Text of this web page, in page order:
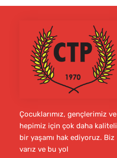
Çocuklarımız, gençlerimiz ve
hepimiz için çok daha kaliteli
bir yaşamı hak ediyoruz. Biz
varız ve bu yol